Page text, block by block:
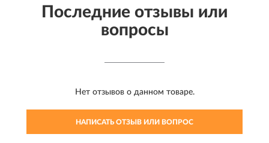
Последние отзывы или
вопросы
Нет отзывов о данном товаре.
НАПИСАТЬ ОТЗЫВ ИЛИ ВОПРОС